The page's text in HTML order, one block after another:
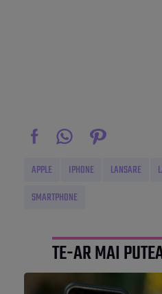
APPLE IPHONE LANSARE
SMARTPHONE
TE-AR MAI